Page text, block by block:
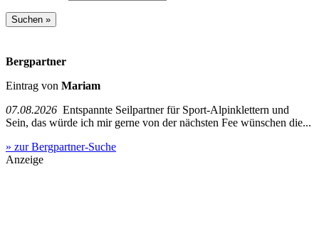
Bergpartner
Eintrag von Mariam
07.08.2026 Entspannte Seilpartner für Sport-Alpinklettern und
Sein, das würde ich mir gerne von der nächsten Fee wünschen die...
» zur Bergpartner-Suche
Anzeige